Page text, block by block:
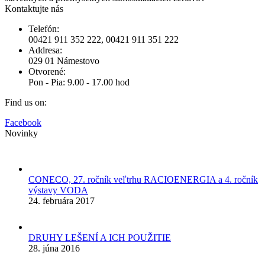
Kontaktujte nás
Telefón:
00421 911 352 222, 00421 911 351 222
Addresa:
029 01 Námestovo
Otvorené:
Pon - Pia: 9.00 - 17.00 hod
Find us on:
Facebook
Novinky
CONECO, 27. ročník veľtrhu RACIOENERGIA a 4. ročník
výstavy VODA
24. februára 2017
DRUHY LEŠENÍ A ICH POUŽITIE
28. júna 2016